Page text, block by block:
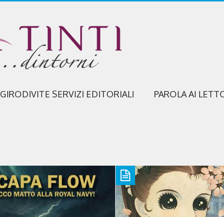
GIRODIVITE SERVIZI EDITORIALI PAROLA AI